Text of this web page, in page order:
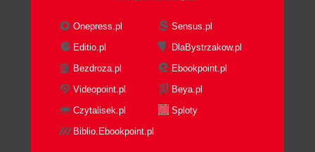
Onepress.pl
Sensus.pl
Editio.pl
DlaBystrzakow.pl
Bezdroza.pl
Ebookpoint.pl
Videopoint.pl
Beya.pl
Czytalisek.pl
Sploty
Biblio.Ebookpoint.pl